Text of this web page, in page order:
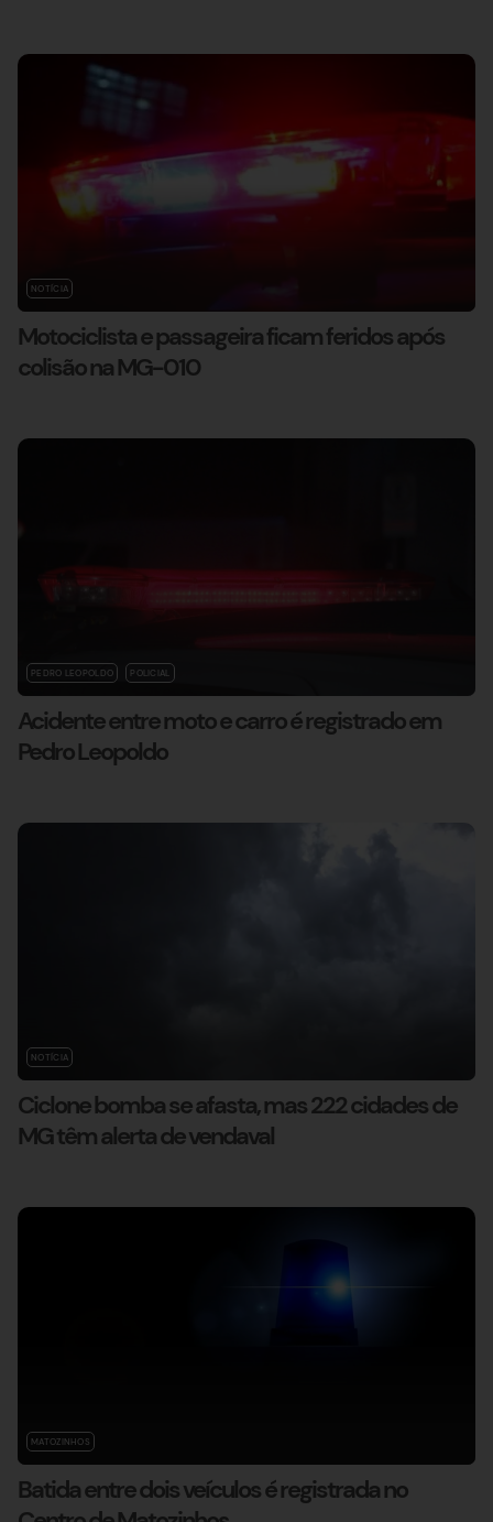
NOTÍCIA
Motociclista e passageira ficam feridos após
colisão na MG-010
PEDRO LEOPOLDO POLICIAL
Acidente entre moto e carro é registrado em
Pedro Leopoldo
NOTÍCIA
Ciclone bomba se afasta, mas 222 cidades de
MG têm alerta de vendaval
MATOZINHOS
Batida entre dois veículos é registrada no